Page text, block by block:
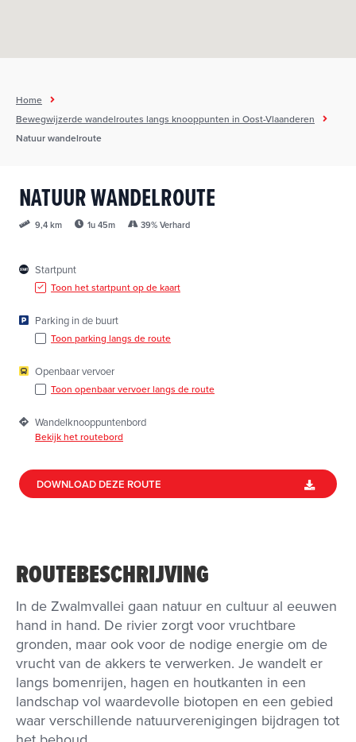
u
NATUUR WANDELROUTE
9,4 km 1u 45m 39% Verhard
Startpunt
Toon het startpunt op de kaart
Parking in de buurt
Toon parking langs de route
Openbaar vervoer
Toon openbaar vervoer langs de route
Wandelknooppuntenbord
Bekijk het routebord
DOWNLOAD DEZE ROUTE
Home
Bewegwijzerde wandelroutes langs knooppunten in Oost-Vlaanderen
Natuur wandelroute
ROUTEBESCHRIJVING
In de Zwalmvallei gaan natuur en cultuur al eeuwen
hand in hand. De rivier zorgt voor vruchtbare
gronden, maar ook voor de nodige energie om de
vrucht van de akkers te verwerken. Je wandelt er
langs bomenrijen, hagen en houtkanten in een
landschap vol waardevolle biotopen en een gebied
waar verschillende natuurverenigingen bijdragen tot